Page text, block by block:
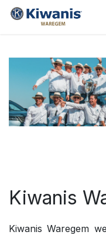
Overslaan naar inhoud
Kiwanis
Kiwanis Waregem